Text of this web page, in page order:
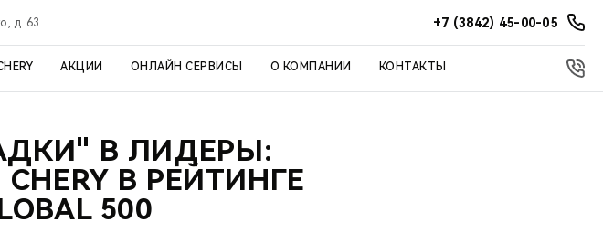
д. 63 +7 (3842) 45-00-05
АКЦИИ ОНЛАЙН СЕРВИСЫ О КОМПАНИИ КОНТАКТЫ
В ЛИДЕРЫ:
В РЕЙТИНГЕ
500